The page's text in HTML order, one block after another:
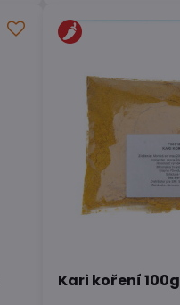
Kari koření 100g